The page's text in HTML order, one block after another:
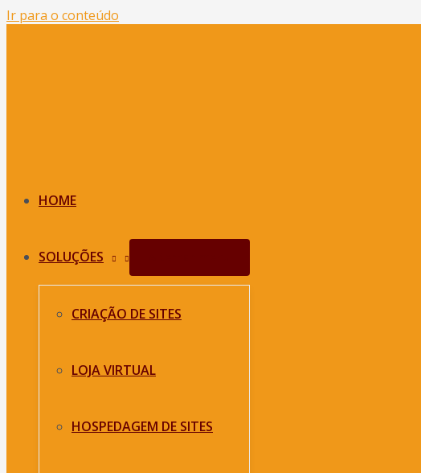
Ir para o conteúdo
HOME
SOLUÇÕES
CRIAÇÃO DE SITES
LOJA VIRTUAL
HOSPEDAGEM DE SITES